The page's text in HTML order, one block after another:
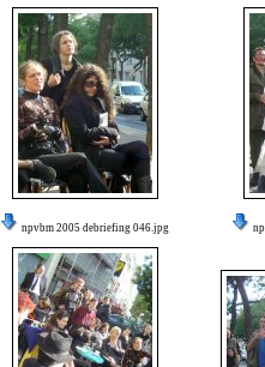
npvbm 2005 debriefing 046.jpg